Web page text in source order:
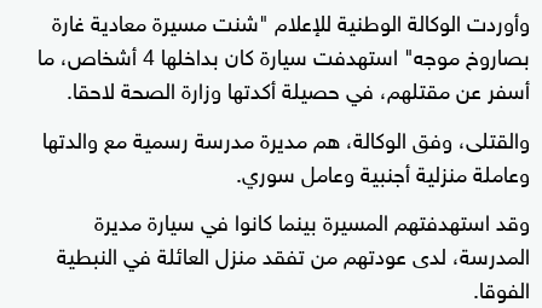
وأوردت الوكالة الوطنية للإعلام "شنت مسيرة معادية غارة
بصاروخ موجه" استهدفت سيارة كان بداخلها 4 أشخاص، ما
أسفر عن مقتلهم، في حصيلة أكدتها وزارة الصحة لاحقا.
والقتلى، وفق الوكالة، هم مديرة مدرسة رسمية مع والدتها
وعاملة منزلية أجنبية وعامل سوري.
وقد استهدفتهم المسيرة بينما كانوا في سيارة مديرة
المدرسة، لدى عودتهم من تفقد منزل العائلة في النبطية
الفوقا.